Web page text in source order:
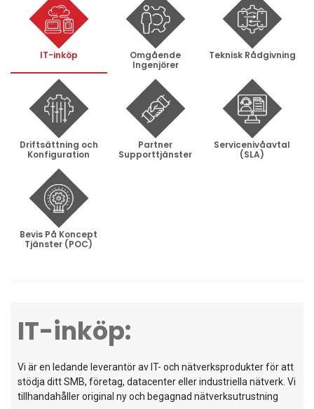
Kontorsmaterial och tillbehör
Tools
Nätverksdata Rack och serverskåp
Kabelutrustning
Övervakningsutrustning
KVM-utrustning
Ström- och UPS-utrustning
Skrivare, skannrar och tillbehör
Point of Sale
Hushålls- och trädgårdsutrustning
Spel och Drönare
PC Components
PC Systems
Supplies
IT-inköp
Omgående
Ingenjörer
Teknisk Rådgivning
Driftsättning och
Konfiguration
Partner
Supporttjänster
Servicenivåavtal
(SLA)
Bevis På Koncept
Tjänster (POC)
IT-inköp:
Vi är en ledande leverantör av IT- och nätverksprodukter för att
stödja ditt SMB, företag, datacenter eller industriella nätverk. Vi
tillhandahåller original ny och begagnad nätverksutrustning